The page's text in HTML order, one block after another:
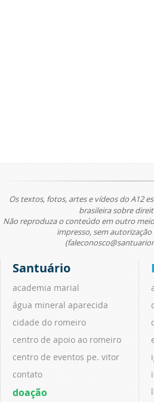
Os textos, fotos, artes e vídeos do A12
brasileira sobre
Não reproduza o conteúdo em outro
impresso, sem autorização
Santuário
academia marial
água mineral aparecida
cidade do romeiro
centro de apoio ao romeiro
centro de eventos pe. vitor
contato
doação